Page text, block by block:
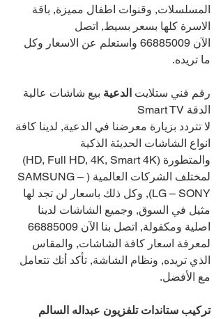
المسلسلات, وقنوات اطفال مميزة, باقة
الاسرة كلها بسعر بسيط, اتصل
الآن 66885009 واستعلم عن الاسعار وكل
ما تريده.
رقم فني ستلايت الدعية بيع شاشات عالية
الدقة Smart TV
لا تتردد بزيارة معرضنا في الدعية, لدينا كافة
انواع الشاشات الحديثة الذكية
والمتطورة (HD, Full HD, 4K, Smart 4K)
لمختلف الشركات العالمية (SAMSUNG –
LG – SONY), وكل ذلك باسعار لن تجد لها
مثيل في السوق, وجميع الشاشات لدينا
اصلية ومكفولة, اتصل بنا الآن 66885009
لمعرفة اسعار كافة الشاشات, والمقاس
الذي تريده, ونظام الشاشة, تأكد أنك تتعامل
مع الأفضل.
تركيب ستاندات تلفزيون عبداله السالم